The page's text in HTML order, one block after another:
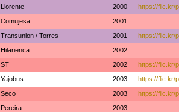
Llorente 2000 https://flic.kr/
Comujesa 2001
Transunion / Torres 2001 https://flic.kr/
Hilarienca 2002
ST 2002 https://flic.kr/
Yajobus 2003 https://flic.kr/
Seco 2003 https://flic.kr/
Pereira 2003